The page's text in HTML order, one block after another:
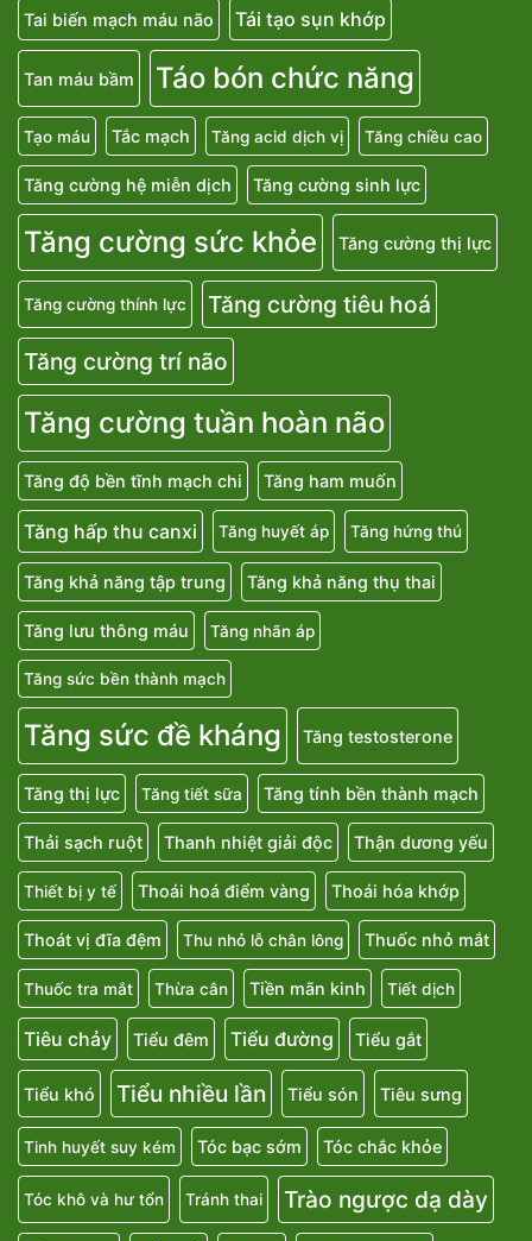
Tai biến mạch máu não Tái tạo sụn khớp
Tan máu bầm Táo bón chức năng
Tạo máu Tắc mạch Tăng acid dịch vị Tăng chiều cao
Tăng cường hệ miễn dịch Tăng cường sinh lực
Tăng cường sức khỏe Tăng cường thị lực
Tăng cường thính lực
Tăng cường tiêu hoá
Tăng cường trí não
Tăng cường tuần hoàn não
Tăng độ bền tĩnh mạch chi Tăng ham muốn
Tăng hấp thu canxi Tăng huyết áp Tăng hứng thú
Tăng khả năng tập trung Tăng khả năng thụ thai
Tăng lưu thông máu Tăng nhãn áp
Tăng sức bền thành mạch
Tăng sức đề kháng Tăng testosterone
Tăng thị lực Tăng tiết sữa Tăng tính bền thành mạch
Thải sạch ruột Thanh nhiệt giải độc Thận dương yếu
Thiết bị y tế Thoái hoá điểm vàng Thoái hóa khớp
Thoát vị đĩa đệm Thu nhỏ lỗ chân lông Thuốc nhỏ mắt
Thuốc tra mắt Thừa cân Tiền mãn kinh Tiết dịch
Tiêu chảy Tiểu đêm Tiểu đường Tiểu gắt
Tiểu khó Tiểu nhiều lần Tiểu són Tiêu sưng
Tinh huyết suy kém Tóc bạc sớm Tóc chắc khỏe
Tóc khô và hư tổn Tránh thai Trào ngược dạ dày